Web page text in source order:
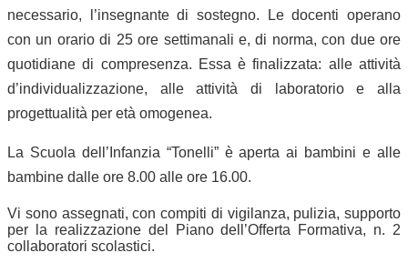
necessario, l’insegnante di sostegno. Le docenti operano
con un orario di 25 ore settimanali e, di norma, con due ore
quotidiane di compresenza. Essa è finalizzata: alle attività
d’individualizzazione, alle attività di laboratorio e alla
progettualità per età omogenea.
La Scuola dell’Infanzia “Tonelli” è aperta ai bambini e alle
bambine dalle ore 8.00 alle ore 16.00.
Vi sono assegnati, con compiti di vigilanza, pulizia, supporto
per la realizzazione del Piano dell’Offerta Formativa, n. 2
collaboratori scolastici.